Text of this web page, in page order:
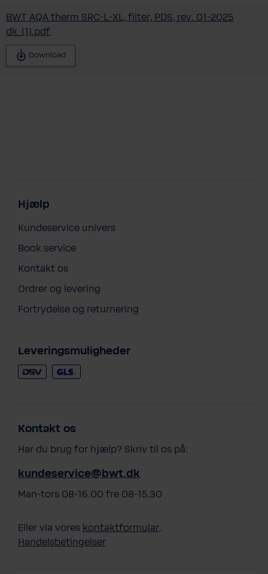
BWT AQA therm SRC-L-XL, filter, PDS, rev. 01-2025
dk_(1).pdf
Download
Hjælp
Kundeservice univers
Book service
Kontakt os
Ordrer og levering
Fortrydelse og returnering
Leveringsmuligheder
Kontakt os
Har du brug for hjælp? Skriv til os på:
kundeservice@bwt.dk
Man-tors 08-16.00 fre 08-15.30
Eller via vores kontaktformular.
Handelsbetingelser